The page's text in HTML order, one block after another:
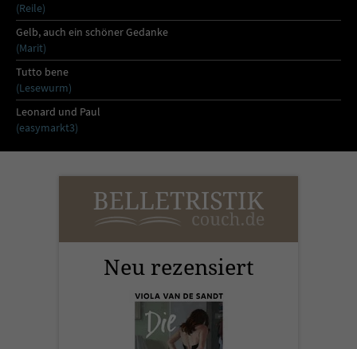
(Reile)
Gelb, auch ein schöner Gedanke
(Marit)
Tutto bene
(Lesewurm)
Leonard und Paul
(easymarkt3)
Neu rezensiert